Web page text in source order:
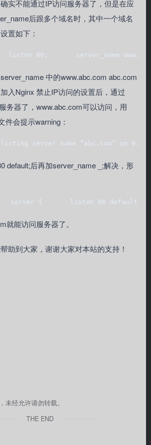
实不能通过IP访问服务器了，但是在应
后跟多个域名时，其中一个域名
置如下：
listen 80;       server_name
中的www.abc.com abc.com
入Nginx 禁止IP访问的设置后，通过
务器了，www.abc.com可以访问，用
件会提示warning：
server name “abc.com” on
default;后再加server_name _;解决，形
server {       listen 80
就能访问服务器了。
助到大家，谢谢大家对本站的支持！
未经允许请勿转载。
THE END